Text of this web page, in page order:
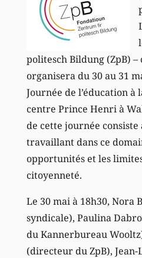
politesch Bildung (ZpB) –
organisera du 30 au 31
Journée de l’éducation à
centre Prince Henri à
de cette journée
travaillant dans ce
opportunités et les
citoyenneté.
Le 30 mai à 18h30, Nora
syndicale), Paulina
du Kannerbureau
(directeur du ZpB), Jean-